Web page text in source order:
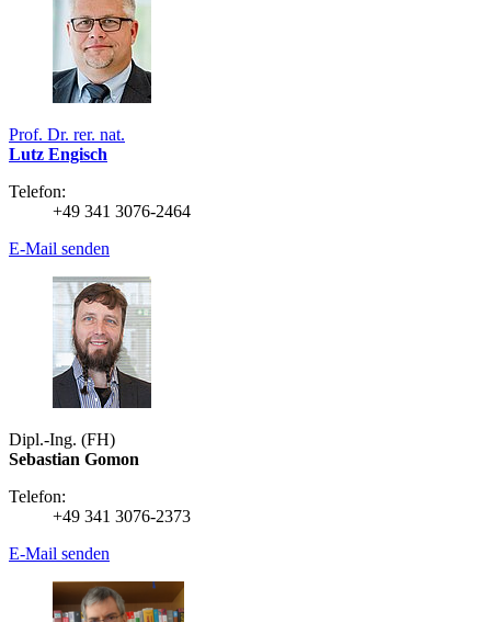
Prof. Dr. rer. nat.
Lutz Engisch
Telefon:
+49 341 3076-2464
E-Mail senden
Dipl.-Ing. (FH)
Sebastian Gomon
Telefon:
+49 341 3076-2373
E-Mail senden